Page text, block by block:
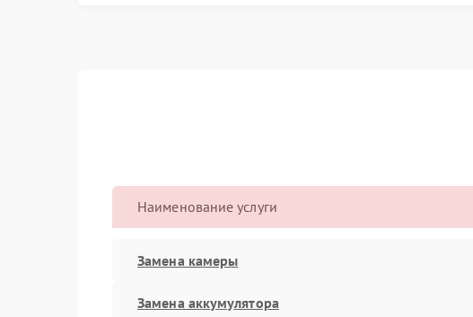
Наименование услуги
Замена камеры
Замена аккумулятора